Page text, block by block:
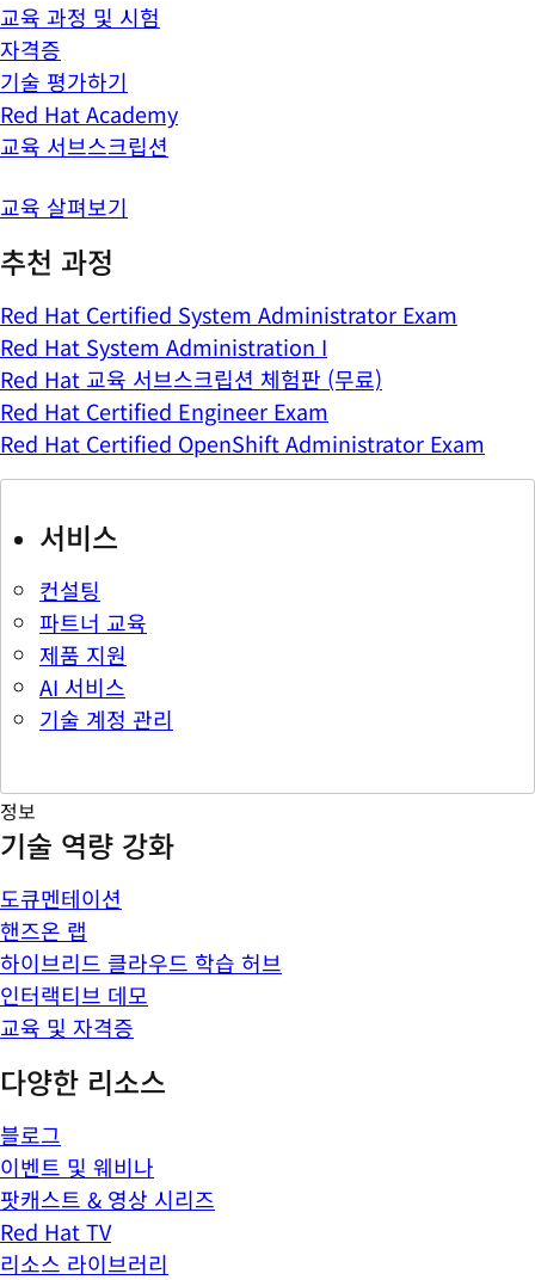
교육 과정 및 시험
자격증
기술 평가하기
Red Hat Academy
교육 서브스크립션
교육 살펴보기
추천 과정
Red Hat Certified System Administrator Exam
Red Hat System Administration I
Red Hat 교육 서브스크립션 체험판 (무료)
Red Hat Certified Engineer Exam
Red Hat Certified OpenShift Administrator Exam
서비스
컨설팅
파트너 교육
제품 지원
AI 서비스
기술 계정 관리
정보
기술 역량 강화
도큐멘테이션
핸즈온 랩
하이브리드 클라우드 학습 허브
인터랙티브 데모
교육 및 자격증
다양한 리소스
블로그
이벤트 및 웨비나
팟캐스트 & 영상 시리즈
Red Hat TV
리소스 라이브러리